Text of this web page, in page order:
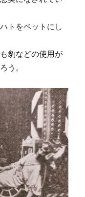
トをペットにし
豹などの使用が
う。